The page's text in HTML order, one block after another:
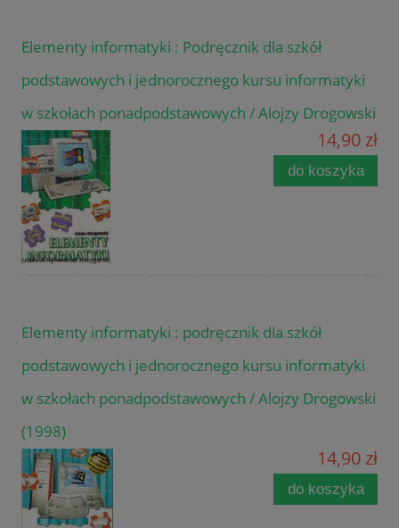
Elementy informatyki : Podręcznik dla szkół
podstawowych i jednorocznego kursu informatyki
w szkołach ponadpodstawowych / Alojzy Drogowski
14,90 zł
do koszyka
Elementy informatyki : podręcznik dla szkół
podstawowych i jednorocznego kursu informatyki
w szkołach ponadpodstawowych / Alojzy Drogowski
(1998)
14,90 zł
do koszyka